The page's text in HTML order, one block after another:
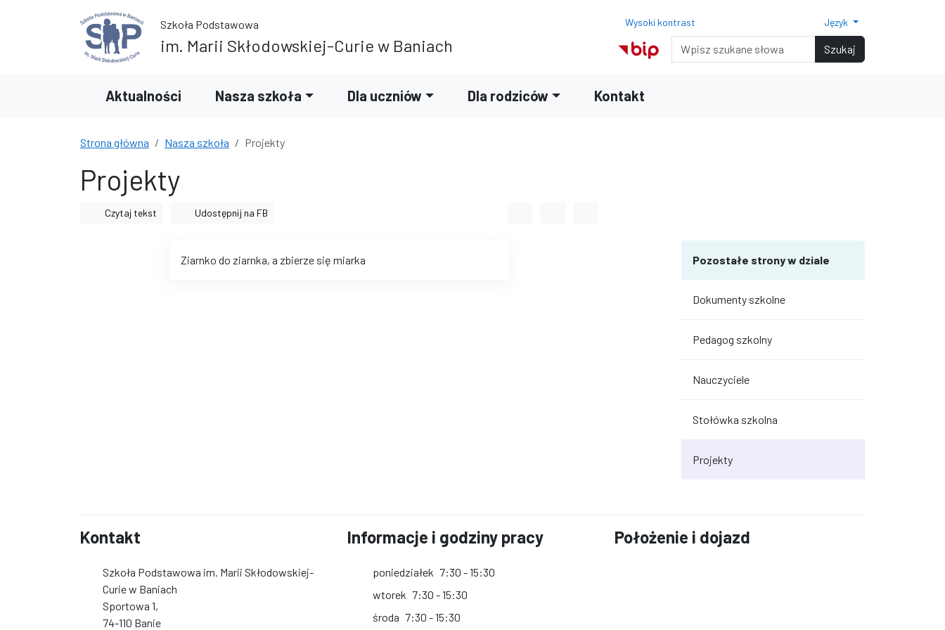
Przejdź do wyszukiwarki Szkoła Podstawowa
im. Marii Skłodowskiej-Curie w Baniach
Wysoki kontrast
Normalny rozmiar czcionki
Rozmiar czcionki 150%
Rozmiar czcionki 200%
Język
Wyszukiwarka Szukaj
Aktualności Nasza szkoła Dla uczniów Dla rodziców Kontakt
Strona główna Nasza szkoła Projekty
Projekty
Czytaj tekst Udostępnij na FB
Ziarnko do ziarnka, a zbierze się miarka Pozostałe strony w dziale
Dokumenty szkolne
Pedagog szkolny
Nauczyciele
Stołówka szkolna
Projekty
Kontakt
Szkoła Podstawowa im. Marii Skłodowskiej-
Curie w Baniach
Sportowa 1,
74-110 Banie
Informacje i godziny pracy
poniedziałek 7:30 - 15:30
wtorek 7:30 - 15:30
środa 7:30 - 15:30
Położenie i dojazd